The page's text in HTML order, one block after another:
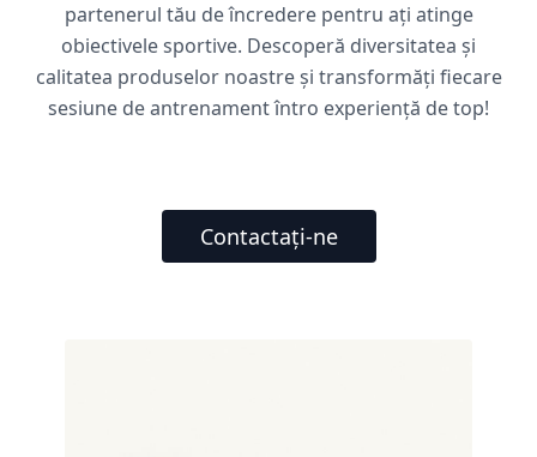
partenerul tău de încredere pentru ați atinge
obiectivele sportive. Descoperă diversitatea și
calitatea produselor noastre și transformăți fiecare
sesiune de antrenament întro experiență de top!
Contactați-ne